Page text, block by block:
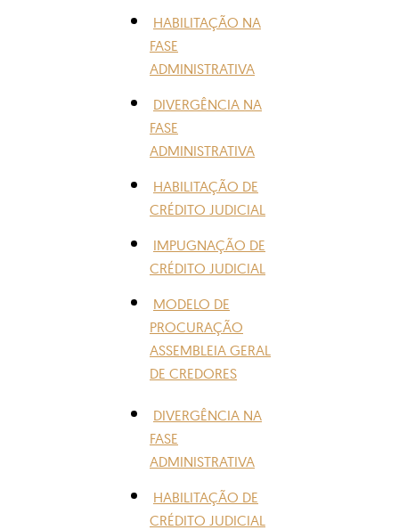
HABILITAÇÃO NA
FASE
ADMINISTRATIVA
DIVERGÊNCIA NA
FASE
ADMINISTRATIVA
HABILITAÇÃO DE
CRÉDITO JUDICIAL
IMPUGNAÇÃO DE
CRÉDITO JUDICIAL
MODELO DE
PROCURAÇÃO
ASSEMBLEIA GERAL
DE CREDORES
DIVERGÊNCIA NA
FASE
ADMINISTRATIVA
HABILITAÇÃO DE
CRÉDITO JUDICIAL